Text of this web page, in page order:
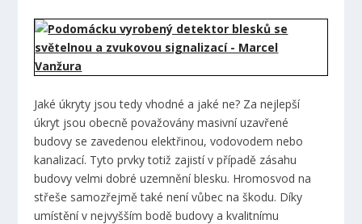
Jaké úkryty jsou tedy vhodné a jaké ne? Za nejlepší
úkryt jsou obecně považovány masivní uzavřené
budovy se zavedenou elektřinou, vodovodem nebo
kanalizací. Tyto prvky totiž zajistí v případě zásahu
budovy velmi dobré uzemnění blesku. Hromosvod na
střeše samozřejmě také není vůbec na škodu. Díky
umístění v nejvyšším bodě budovy a kvalitnímu